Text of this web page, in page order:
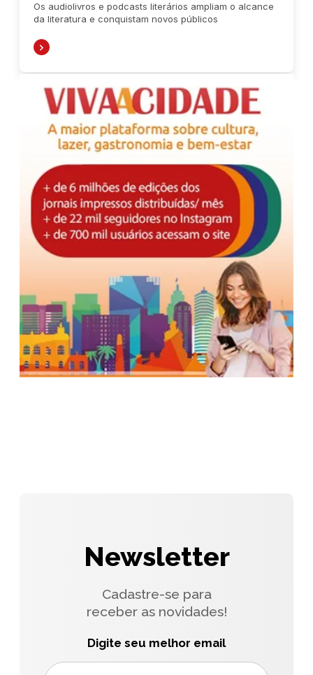
Os audiolivros e podcasts literários ampliam o alcance
da literatura e conquistam novos públicos
Newsletter
Cadastre-se para
receber as novidades!
Digite seu melhor email